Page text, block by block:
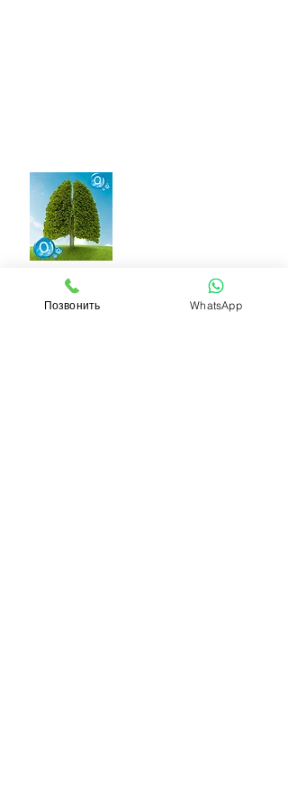
Поделиться
Позвонить WhatsApp